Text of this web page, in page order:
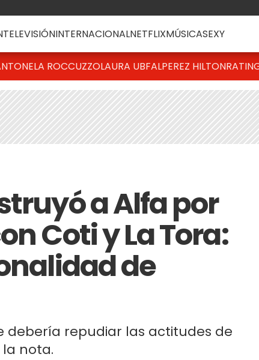
TELEVISIÓNINTERNACIONALNETFLIXMÚSICASEXY
ROCCUZZOLAURA UBFALPEREZ HILTON
a Alfa por
Coti y La Tora:
de
debería repudiar las actitudes de
nota.